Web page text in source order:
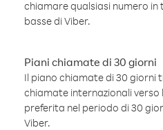
chiamare qualsiasi numero
basse di Viber.
Piani chiamate di 30 giorni
Il piano chiamate di 30 giorni
chiamate internazionali verso
preferita nel periodo di 30
Viber.